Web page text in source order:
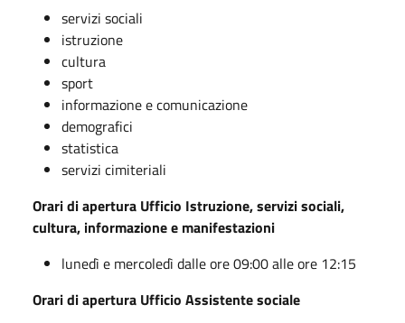
servizi sociali
istruzione
cultura
sport
informazione e comunicazione
demografici
statistica
servizi cimiteriali
Orari di apertura Ufficio Istruzione, servizi sociali,
cultura, informazione e manifestazioni
lunedì e mercoledì dalle ore 09:00 alle ore 12:15
Orari di apertura Ufficio Assistente sociale